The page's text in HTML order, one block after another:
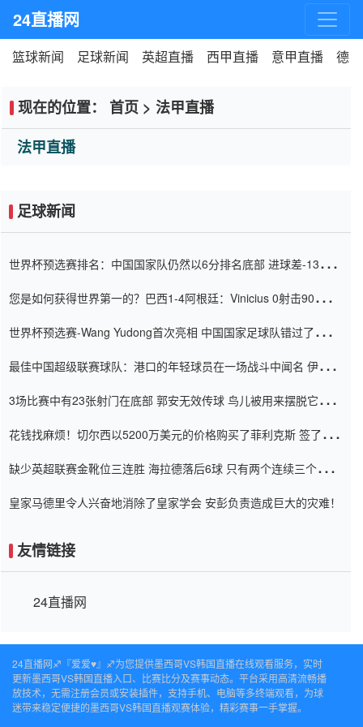
24直播网
篮球新闻 足球新闻 英超直播 西甲直播 意甲直播 德
现在的位置： 首页 > 法甲直播
法甲直播
足球新闻
世界杯预选赛排名：中国国家队仍然以6分排名底部 进球差-13令人
您是如何获得世界第一的？巴西1-4阿根廷：Vinicius 0射击90分钟
世界杯预选赛-Wang Yudong首次亮相 中国国家足球队错过了世界
最佳中国超级联赛球队：港口的年轻球员在一场战斗中闻名 伊万放
3场比赛中有23张射门在底部 郭安无效传球 鸟儿被用来摆脱它
花钱找麻烦！切尔西以5200万美元的价格购买了菲利克斯 签了7年
缺少英超联赛金靴位三连胜 海拉德落后6球 只有两个连续三个连续
皇家马德里令人兴奋地消除了皇家学会 安彭负责造成巨大的灾难！
友情链接
24直播网
24直播网♐️『爱爱♥』♐️为您提供墨西哥VS韩国直播在线观看服务，实时
更新墨西哥VS韩国直播入口、比赛比分及赛事动态。平台采用高清流畅播
放技术，无需注册会员或安装插件，支持手机、电脑等多终端观看，为球
迷带来稳定便捷的墨西哥VS韩国直播观赛体验，精彩赛事一手掌握。